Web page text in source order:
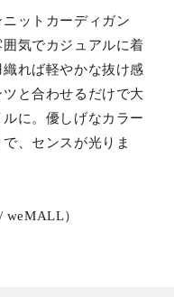
ットカーディガン
気でカジュアルに着
れば軽やかな抜け感
と合わせるだけで大
に。優しげなカラー
、センスが光りま
weMALL）